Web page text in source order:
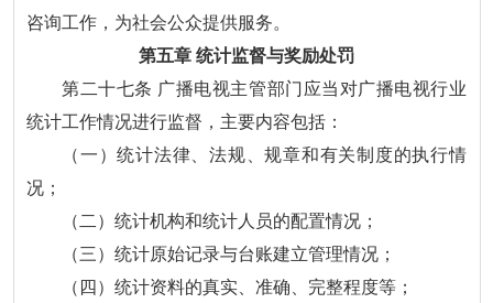
咨询工作，为社会公众提供服务。
第五章 统计监督与奖励处罚
第二十七条 广播电视主管部门应当对广播电视行业
统计工作情况进行监督，主要内容包括：
（一）统计法律、法规、规章和有关制度的执行情
况；
（二）统计机构和统计人员的配置情况；
（三）统计原始记录与台账建立管理情况；
（四）统计资料的真实、准确、完整程度等；